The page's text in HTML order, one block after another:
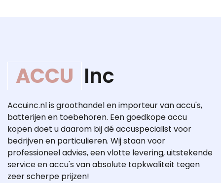
ACCU Inc
Accuinc.nl is groothandel en importeur van accu's,
batterijen en toebehoren. Een goedkope accu
kopen doet u daarom bij dé accuspecialist voor
bedrijven en particulieren. Wij staan voor
professioneel advies, een vlotte levering, uitstekende
service en accu's van absolute topkwaliteit tegen
zeer scherpe prijzen!